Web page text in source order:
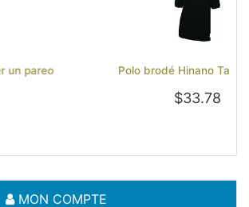
Polo brodé Hinano Tahiti - Noir
Previous Next
MON COMPTE